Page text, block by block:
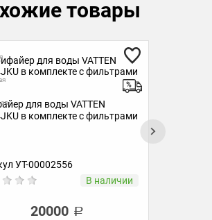
товары
для воды VATTEN
в комплекте с фильтрами
УТ-00002556
В наличии
20000